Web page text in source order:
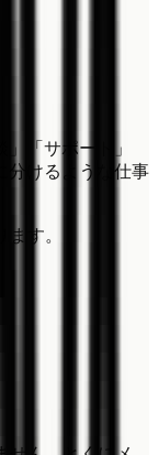
「サポート」
分けるような仕事
す。